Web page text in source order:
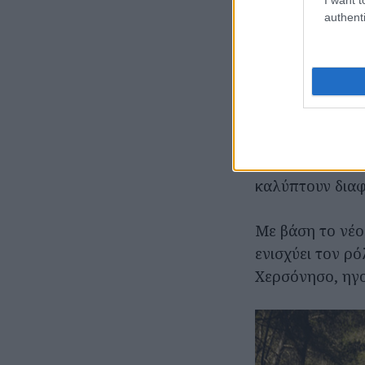
την Seat και
ένα
Αυτοκινήτων
καλύπτουν
Με βάση το νέο
ενισχύει τον
Χερσόνησο,